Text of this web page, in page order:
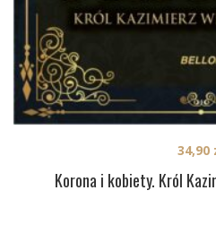
Korona i kobiety. Król
34,90